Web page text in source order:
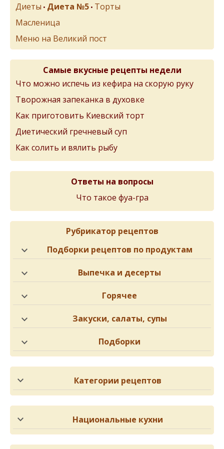
Диеты • Диета №5 • Торты
Масленица
Меню на Великий пост
Самые вкусные рецепты недели
Что можно испечь из кефира на скорую руку
Творожная запеканка в духовке
Как приготовить Киевский торт
Диетический гречневый суп
Как солить и вялить рыбу
Ответы на вопросы
Что такое фуа-гра
Рубрикатор рецептов
Подборки рецептов по продуктам
Выпечка и десерты
Горячее
Закуски, салаты, супы
Подборки
Категории рецептов
Национальные кухни